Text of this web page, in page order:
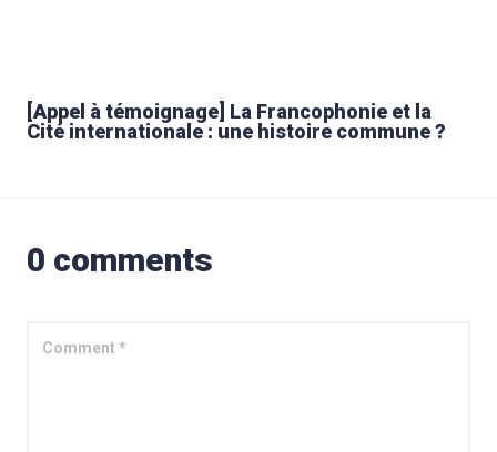
[Appel à témoignage] La Francophonie et la
Cité internationale : une histoire commune ?
0 comments